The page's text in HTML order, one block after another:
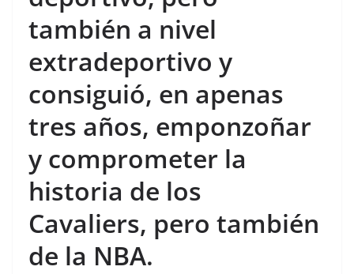
también a nivel
extradeportivo y
consiguió, en apenas
tres años, emponzoñar
y comprometer la
historia de los
Cavaliers, pero también
de la NBA.